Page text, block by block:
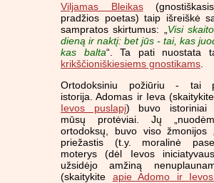
Viljamas Bleikas
pradžios poetas) taip išreiškė
sampratos skirtumus: „Visi
dieną ir naktį: bet jūs - tai, kas
kas balta“. Ta pati nuostata
krikščioniškiesiems gnostikams.
Ortodoksiniu požiūriu - tai
istorija. Adomas ir Ieva (skaitykite
Ievos puslapį) buvo istoriniai
mūsų protėviai. Jų
ortodoksų, buvo viso žmonijos
priežastis (t.y. moralinė
moterys (dėl Ievos
užsidėjo amžiną
(skaitykite apie Adomo ir